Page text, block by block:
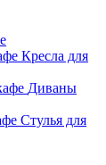
Кресла для
Диваны